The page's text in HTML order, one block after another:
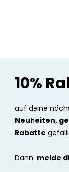
10%
auf deine
Neuheiten,
Rabatte
Dann melde